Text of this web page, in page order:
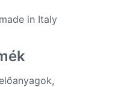
in Italy